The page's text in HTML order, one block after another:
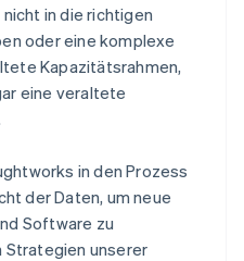
in die richtigen
oder eine komplexe
Kapazitätsrahmen,
eine veraltete
in den Prozess
der Daten, um neue
Software zu
Strategien unserer